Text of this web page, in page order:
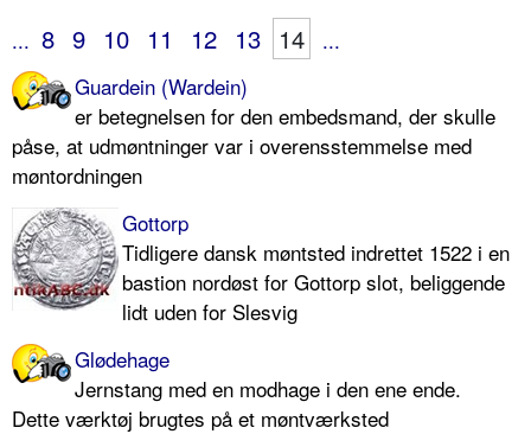
... 8 9 10 11 12 13 14
...
Guardein (Wardein)
er betegnelsen for den embedsmand, der skulle
påse, at udmøntninger var i overensstemmelse med
møntordningen
Gottorp
Tidligere dansk møntsted indrettet 1522 i en
bastion nordøst for Gottorp slot, beliggende
lidt uden for Slesvig
Glødehage
Jernstang med en modhage i den ene ende.
Dette værktøj brugtes på et møntværksted